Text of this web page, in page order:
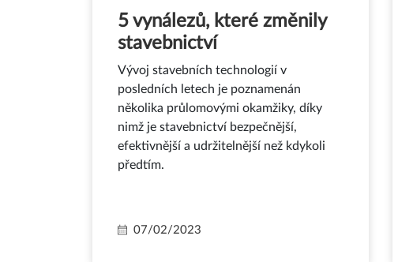
5 vynálezů, které změnily
stavebnictví
Vývoj stavebních technologií v
posledních letech je poznamenán
několika průlomovými okamžiky, díky
nimž je stavebnictví bezpečnější,
efektivnější a udržitelnější než kdykoli
předtím.
07/02/2023